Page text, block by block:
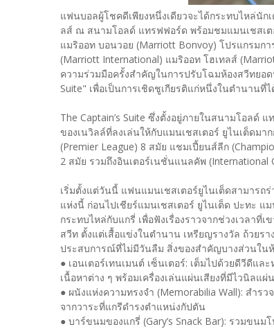
แฟนบอลผู้โชคดีเพียงหนึ่งเดียวจะได้กระทบไหล่นัก
ลส์ ณ สนามโอลด์ แทรฟฟอร์ด พร้อมชมแมนเชสเ
แมริออท บอนวอย (Marriott Bonvoy) โปรแกรมก
(Marriott International) แมริออท โฮเทลส์
ความร่วมมือครั้งสำคัญในการปรับโฉมห้องสวีทยอด
Suite" เพื่อเป็นการเชิดชูเกียรติแก่หนึ่งในตำนาน
The Captain’s Suite ซึ่งตั้งอยู่ภายในสนามโอลด์
ของเนวิลล์ที่ลงเล่นให้กับแมนเชสเตอร์ ยูไนเต็ดม
(Premier League) 8 สมัย แชมเปี้ยนส์ลีก
2 สมัย รวมถึงอินเตอร์เนชั่นแนลคัพ (International
เริ่มตั้งแต่วันนี้ แฟนแมนเชสเตอร์ยูไนเต็ดสามาร
แห่งนี้ ก่อนไปเชียร์แมนเชสเตอร์ ยูไนเต็ด ปะทะ
กระทบไหล่กับแกรี่ เพื่อฟังเรื่องราวจากช่วงเวลา
สวีท ตั้งแต่เสื้อแข่งในตำนาน เหรียญรางวัล ถ้วยร
ประสบการณ์ที่ไม่มีวันลืม สิ่งของสำคัญบางส่วนในห้
● เอนเตอร์เทนเมนต์ เซ็นเตอร์: เต็มไปด้วยดีวีดีแ
เนื้อหาต่าง ๆ พร้อมเครื่องเล่นแผ่นเสียงที่มีไวนิลแผ่
● ผนังแห่งความทรงจำ (Memorabilia Wall): สำร
จากวาระที่แกรีดำรงตำแหน่งกัปตัน
● บาร์ขนมของแกรี่ (Gary’s Snack Bar): รวมขน